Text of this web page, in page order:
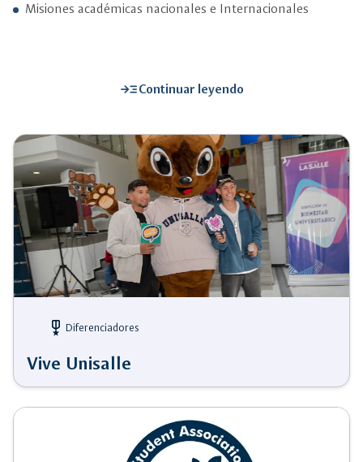
Misiones académicas nacionales e Internacionales
read_moreContinuar leyendo
military_tech Diferenciadores
Vive Unisalle